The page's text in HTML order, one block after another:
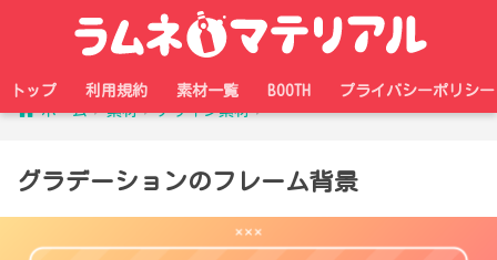
トップ 利用規約 素材一覧 BOOTH
プライバシーポリシー
ホーム
素材 デザイン素材
グラデーションのフレーム背景